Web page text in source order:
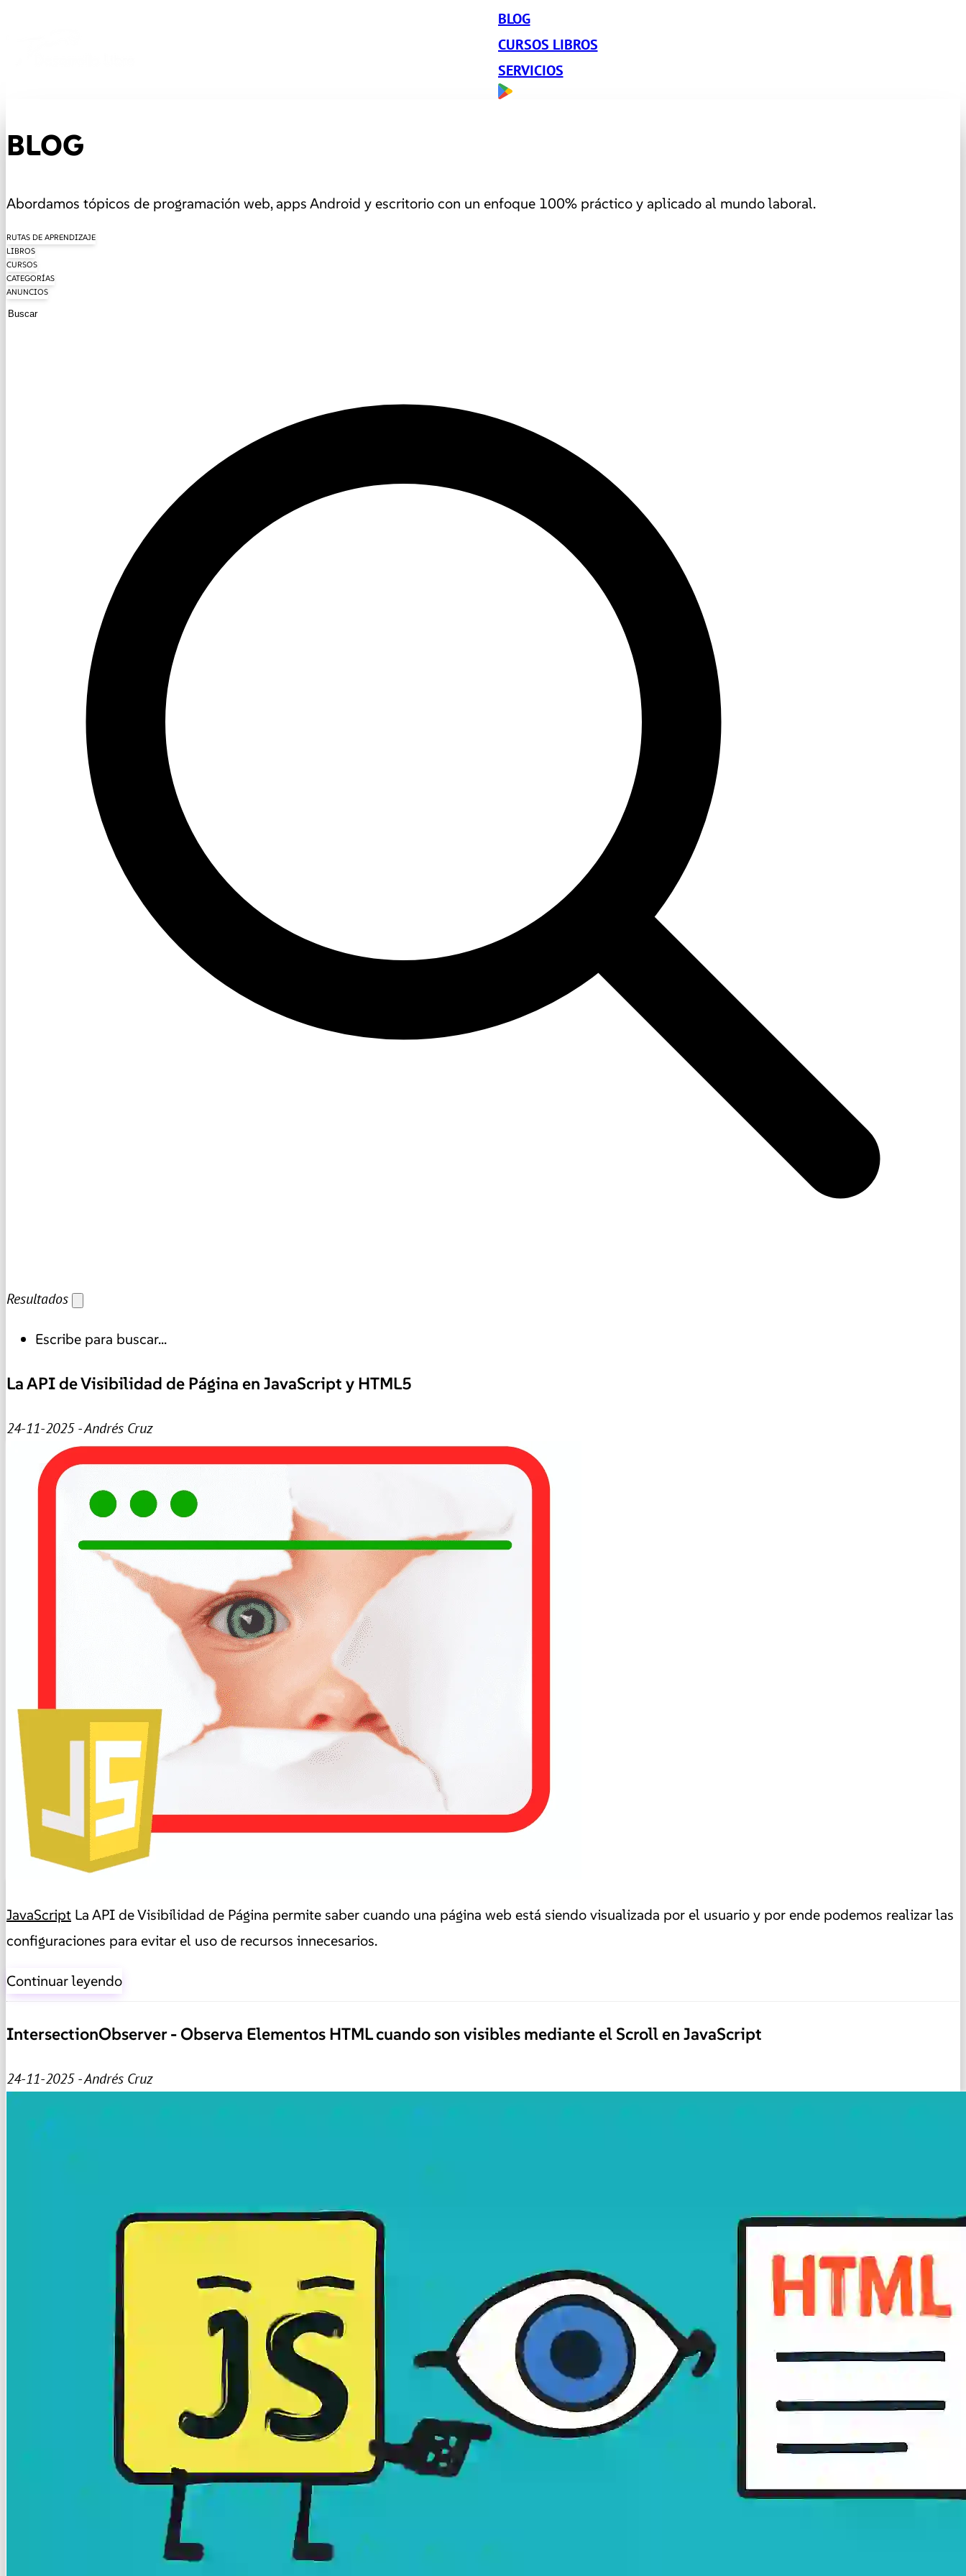
BLOG
CURSOS LIBROS
SERVICIOS
BLOG
Abordamos tópicos de programación web, apps Android y escritorio con un enfoque 100% práctico y aplicado al mundo laboral.
RUTAS DE APRENDIZAJE
LIBROS
CURSOS
CATEGORÍAS
ANUNCIOS
Resultados
Escribe para buscar...
La API de Visibilidad de Página en JavaScript y HTML5
24-11-2025 - Andrés Cruz
JavaScript La API de Visibilidad de Página permite saber cuando una página web está siendo visualizada por el usuario y por ende podemos realizar las
configuraciones para evitar el uso de recursos innecesarios.
Continuar leyendo
IntersectionObserver - Observa Elementos HTML cuando son visibles mediante el Scroll en JavaScript
24-11-2025 - Andrés Cruz